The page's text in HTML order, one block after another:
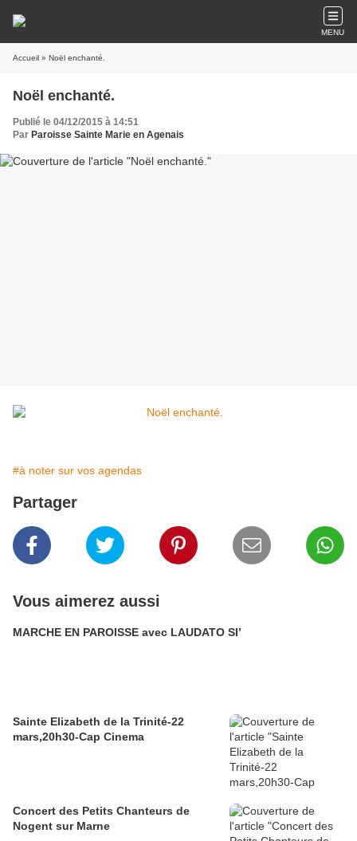
MENU
Accueil » Noël enchanté.
Noël enchanté.
Publié le 04/12/2015 à 14:51
Par Paroisse Sainte Marie en Agenais
#à noter sur vos agendas
Partager
Vous aimerez aussi
MARCHE EN PAROISSE avec LAUDATO SI’
Sainte Elizabeth de la Trinité-22
mars,20h30-Cap Cinema
Concert des Petits Chanteurs de
Nogent sur Marne